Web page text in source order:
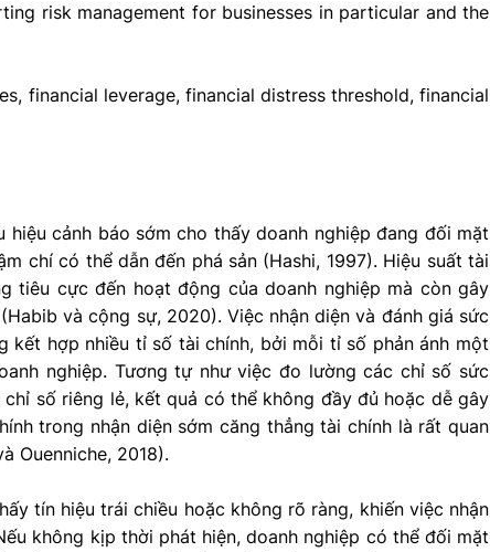
risk management for businesses in particular and the
financial leverage, financial distress threshold, financial
cảnh báo sớm cho thấy doanh nghiệp đang đối mặt
chí có thể dẫn đến phá sản (Hashi, 1997). Hiệu suất tài
tiêu cực đến hoạt động của doanh nghiệp mà còn gây
và cộng sự, 2020). Việc nhận diện và đánh giá sức
kết hợp nhiều tỉ số tài chính, bởi mỗi tỉ số phản ánh một
nghiệp. Tương tự như việc đo lường các chỉ số sức
số riêng lẻ, kết quả có thể không đầy đủ hoặc dễ gây
trong nhận diện sớm căng thẳng tài chính là rất quan
Ouenniche, 2018).
tín hiệu trái chiều hoặc không rõ ràng, khiến việc nhận
không kịp thời phát hiện, doanh nghiệp có thể đối mặt